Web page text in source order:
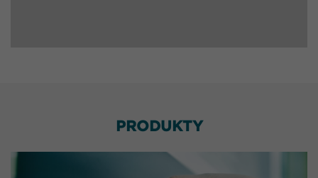
PRODUKTY